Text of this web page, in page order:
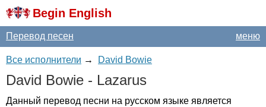
Begin English
меню
Перевод песен
Все исполнители → David Bowie
David Bowie - Lazarus
Данный перевод песни на русском языке является